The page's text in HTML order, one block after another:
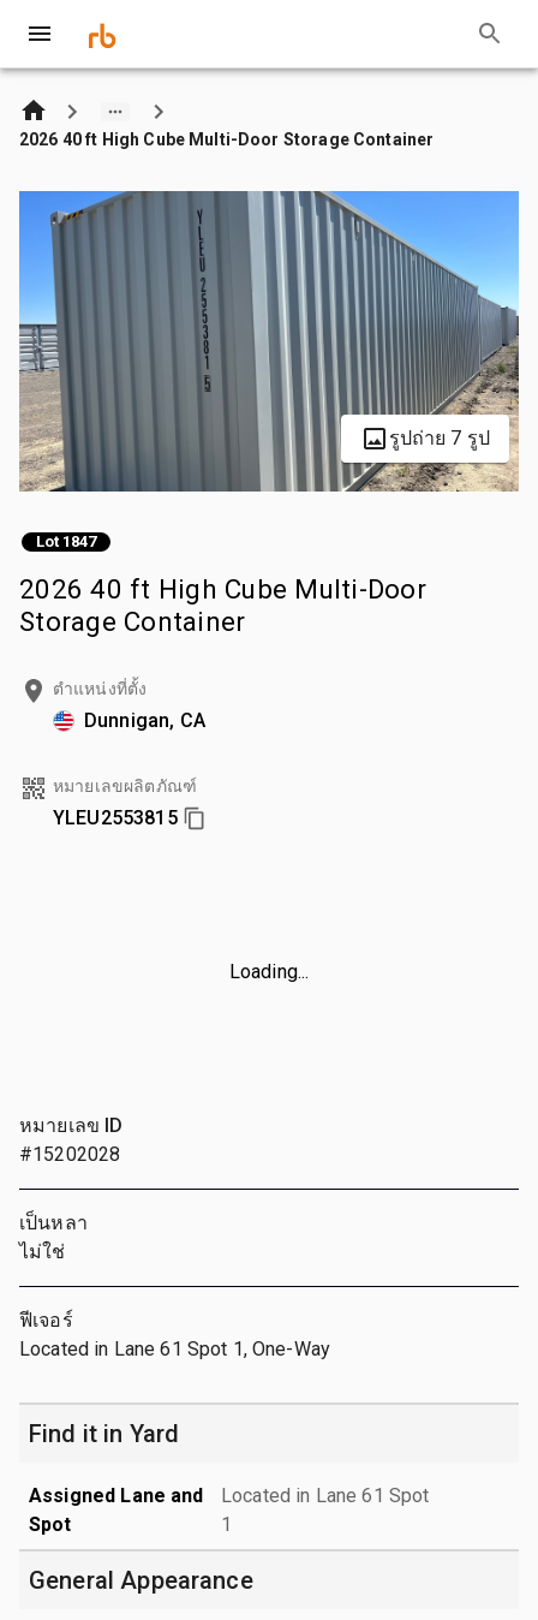
2026 40 ft High Cube Multi-Door Storage Container
รูปถ่าย 7 รูป
Lot 1847
2026 40 ft High Cube Multi-Door
Storage Container
ตำแหน่งที่ตั้ง
Dunnigan, CA
หมายเลขผลิตภัณฑ์
YLEU2553815
Loading...
หมายเลข ID
#15202028
เป็นหลา
ไม่ใช่
ฟีเจอร์
Located in Lane 61 Spot 1, One-Way
Find it in Yard
Assigned Lane and
Spot
Located in Lane 61 Spot
1
General Appearance